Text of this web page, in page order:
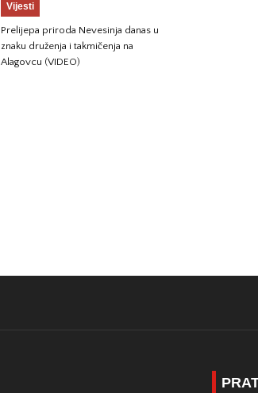
Vijesti
Prelijepa priroda Nevesinja danas u
znaku druženja i takmičenja na
Alagovcu (VIDEO)